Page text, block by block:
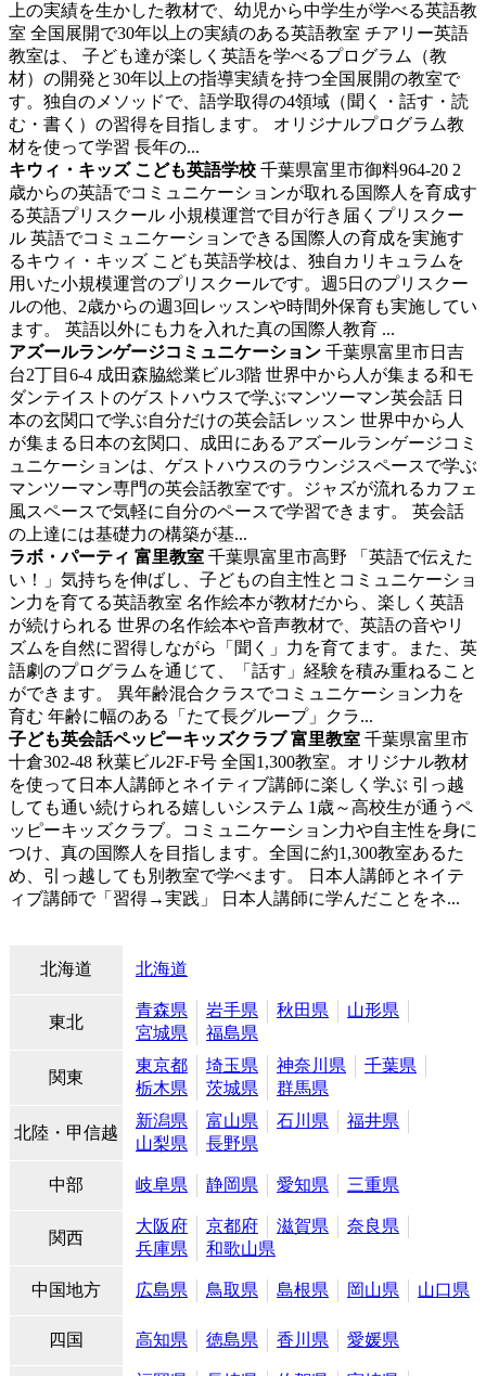
上の実績を生かした教材で、幼児から中学生が学べる英語教
室 全国展開で30年以上の実績のある英語教室 チアリー英語
教室は、 子ども達が楽しく英語を学べるプログラム（教
材）の開発と30年以上の指導実績を持つ全国展開の教室で
す。独自のメソッドで、語学取得の4領域（聞く・話す・読
む・書く）の習得を目指します。 オリジナルプログラム教
材を使って学習 長年の...
キウィ・キッズ こども英語学校 千葉県富里市御料964-20 2
歳からの英語でコミュニケーションが取れる国際人を育成す
る英語プリスクール 小規模運営で目が行き届くプリスクー
ル 英語でコミュニケーションできる国際人の育成を実施す
るキウィ・キッズ こども英語学校は、独自カリキュラムを
用いた小規模運営のプリスクールです。週5日のプリスクー
ルの他、2歳からの週3回レッスンや時間外保育も実施してい
ます。 英語以外にも力を入れた真の国際人教育 ...
アズールランゲージコミュニケーション 千葉県富里市日吉
台2丁目6-4 成田森脇総業ビル3階 世界中から人が集まる和モ
ダンテイストのゲストハウスで学ぶマンツーマン英会話 日
本の玄関口で学ぶ自分だけの英会話レッスン 世界中から人
が集まる日本の玄関口、成田にあるアズールランゲージコミ
ュニケーションは、ゲストハウスのラウンジスペースで学ぶ
マンツーマン専門の英会話教室です。ジャズが流れるカフェ
風スペースで気軽に自分のペースで学習できます。 英会話
の上達には基礎力の構築が基...
ラボ・パーティ 富里教室 千葉県富里市高野
「英語で伝えた
い！」気持ちを伸ばし、子どもの自主性とコミュニケーショ
ン力を育てる英語教室 名作絵本が教材だから、楽しく英語
が続けられる 世界の名作絵本や音声教材で、英語の音やリ
ズムを自然に習得しながら「聞く」力を育てます。また、英
語劇のプログラムを通じて、「話す」経験を積み重ねること
ができます。 異年齢混合クラスでコミュニケーション力を
育む 年齢に幅のある「たて長グループ」クラ...
子ども英会話ペッピーキッズクラブ 富里教室 千葉県富里市
十倉302-48 秋葉ビル2F-F号 全国1,300教室。オリジナル教材
を使って日本人講師とネイティブ講師に楽しく学ぶ 引っ越
しても通い続けられる嬉しいシステム 1歳～高校生が通うペ
ッピーキッズクラブ。コミュニケーション力や自主性を身に
つけ、真の国際人を目指します。全国に約1,300教室あるた
め、引っ越しても別教室で学べます。 日本人講師とネイテ
ィブ講師で「習得→実践」 日本人講師に学んだことをネ...
北海道 北海道
東北
青森県 岩手県 秋田県
山形県
宮城県
福島県
関東
東京都 埼玉県 神奈川県
千葉県
栃木県
茨城県 群馬県
北陸・甲信越
新潟県 富山県 石川県
福井県
山梨県
長野県
中部 岐阜県 静岡県 愛知県 三重県
関西
大阪府 京都府 滋賀県
奈良県
兵庫県
和歌山県
中国地方 広島県 鳥取県 島根県 岡山県 山口県
四国 高知県 徳島県 香川県 愛媛県